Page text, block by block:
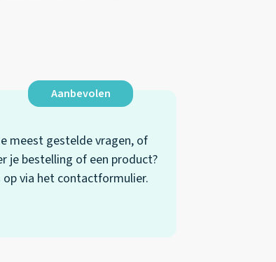
Aanbevolen
meest gestelde vragen, of
je bestelling of een product?
via het contactformulier.